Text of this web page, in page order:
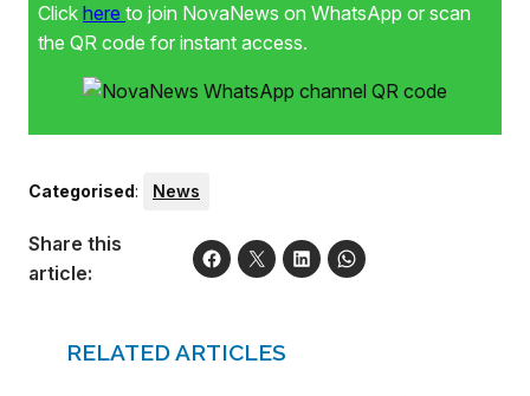
Click here to join NovaNews on WhatsApp or scan
the QR code for instant access.
Categorised: News
Share this
article:
RELATED ARTICLES